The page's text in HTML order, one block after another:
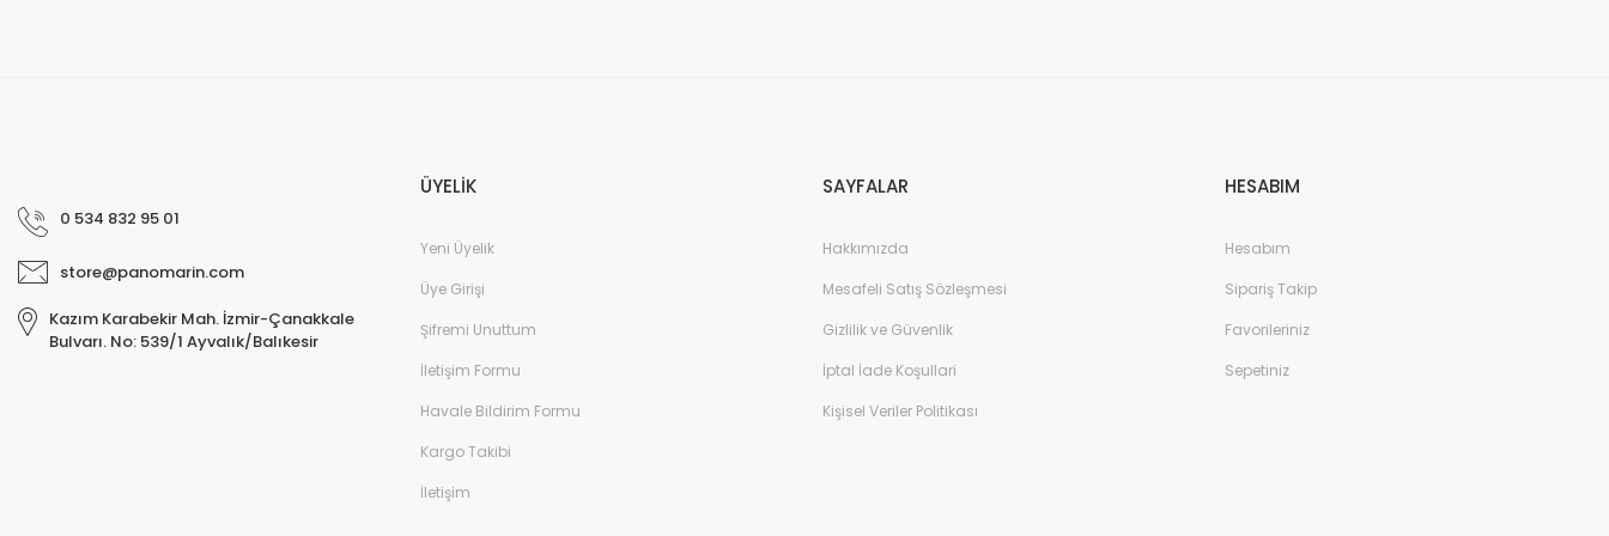
BOSS Audio Sytems MRGB65 Marin Hoparlör 165mm
0 534 832 95 01
store@panomarin.com
Kazım Karabekir Mah. İzmir-Çanakkale
Bulvarı. No: 539/1 Ayvalık/Balıkesir
ÜYELİK
Yeni Üyelik
Üye Girişi
Şifremi Unuttum
İletişim Formu
Havale Bildirim Formu
Kargo Takibi
İletişim
SAYFALAR
Hakkımızda
Mesafeli Satış Sözleşmesi
Gizlilik ve Güvenlik
İptal İade Koşullari
Kişisel Veriler Politikası
HESABIM
Hesabım
Sipariş Takip
Favorileriniz
Sepetiniz